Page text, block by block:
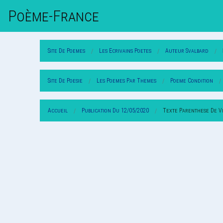
Poème-FrAnce
Site De Poemes Les Ecrivains Poetes Auteur Svalbard
Site De Poesie Les Poemes Par Themes Poeme Condition
Accueil Publication Du 12/05/2020 Texte Parenthese De